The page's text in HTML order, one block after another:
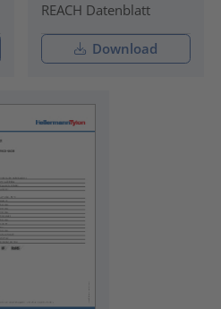
REACH Datenblatt
Download